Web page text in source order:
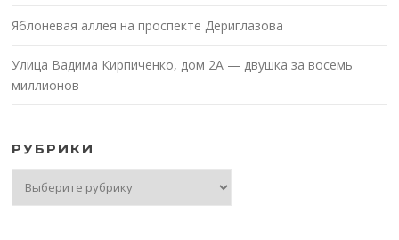
Яблоневая аллея на проспекте Дериглазова
Улица Вадима Кирпиченко, дом 2А — двушка за восемь
миллионов
РУБРИКИ